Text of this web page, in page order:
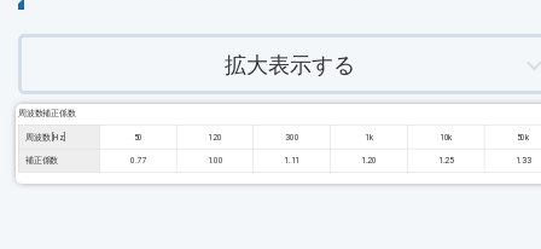
拡大表示する
周波数補正係数
周波数 [Hz] 50 120 300 1k 10k 50k
補正係数 0.77 1.00 1.11 1.20 1.25 1.33